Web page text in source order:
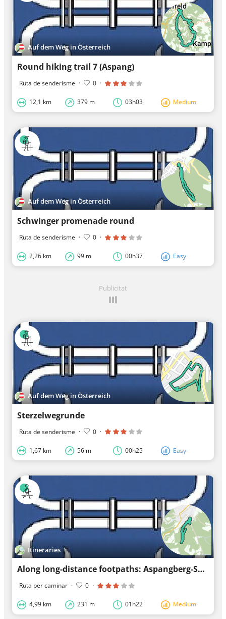
Auf dem Weg in Österreich
Round hiking trail 7 (Aspang)
Ruta de senderisme · 0 ·
12,1 km 379 m 03h03 Medium
Auf dem Weg in Österreich
Schwinger promenade round
Ruta de senderisme · 0 ·
2,26 km 99 m 00h37 Easy
Publicitat
Auf dem Weg in Österreich
Sterzelwegrunde
Ruta de senderisme · 0 ·
1,67 km 56 m 00h25 Easy
Itineraries
Along long-distance footpaths: Aspangberg-Sankt Peter
Ruta per caminar · 0 ·
4,99 km 231 m 01h22 Medium